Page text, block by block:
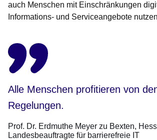
auch Menschen mit Einschränkungen
Informations- und Serviceangebote
Alle Menschen profitieren von
Regelungen.
Prof. Dr. Erdmuthe Meyer zu Bexten
Landesbeauftragte für barrierefreie IT